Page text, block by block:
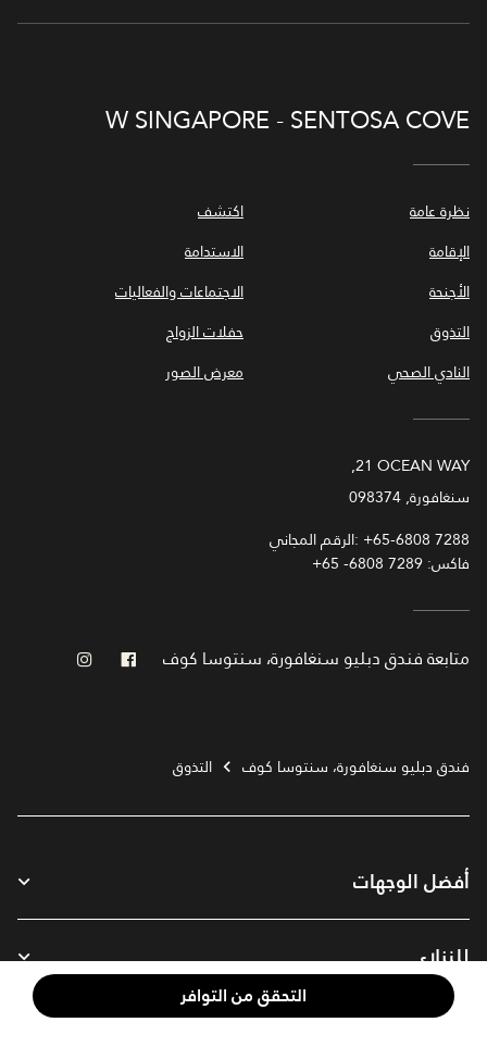
التحقق من التوافر
W SINGAPORE - SENTOSA COVE
نظرة عامة
الإقامة
الأجنحة
التذوق
النادي الصحي
اكتشف
الاستدامة
الاجتماعات والفعاليات
حفلات الزواج
معرض الصور
‎21 OCEAN WAY,
سنغافورة, 098374
الرقم المجاني: +65-6808 7288
فاكس:+65 -6808 7289
متابعةفندق دبليو سنغافورة، سنتوسا كوف فيس بوك
فندق دبليو سنغافورة، سنتوسا كوف التذوق
أفضل الوجهات
للنزلاء